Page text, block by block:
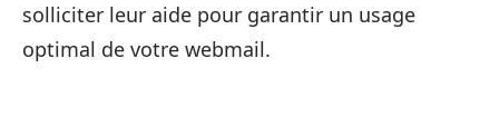
solliciter leur aide pour garantir un usage
optimal de votre webmail.